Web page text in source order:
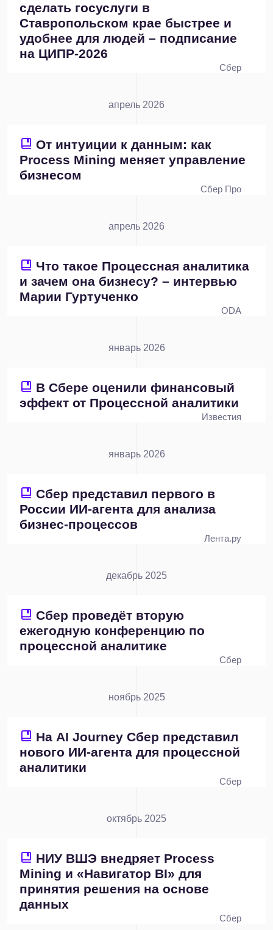
сделать госуслуги в
Ставропольском крае быстрее и
удобнее для людей – подписание
на ЦИПР-2026
Сбер
апрель 2026
От интуиции к данным: как
Process Mining меняет управление
бизнесом
Сбер Про
апрель 2026
Что такое Процессная аналитика
и зачем она бизнесу? – интервью
Марии Гуртученко
ODA
январь 2026
В Сбере оценили финансовый
эффект от Процессной аналитики
Известия
январь 2026
Cбер представил первого в
России ИИ-агента для анализа
бизнес-процессов
Лента.ру
декабрь 2025
Сбер проведёт вторую
ежегодную конференцию по
процессной аналитике
Сбер
ноябрь 2025
На AI Journey Сбер представил
нового ИИ-агента для процессной
аналитики
Сбер
октябрь 2025
НИУ ВШЭ внедряет Process
Mining и «Навигатор ВІ» для
принятия решения на основе
данных
Сбер